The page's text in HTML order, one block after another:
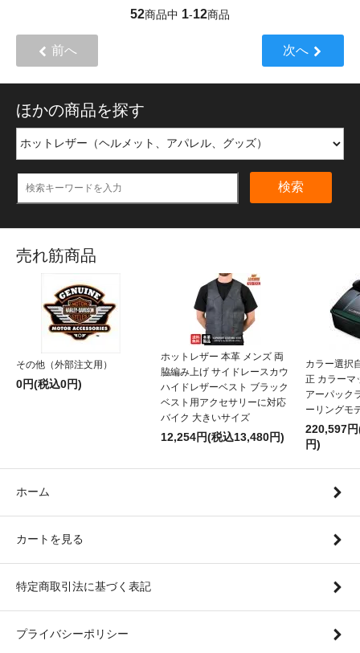
52商品中 1-12商品
前へ 次へ
ほかの商品を探す
検索
売れ筋商品
その他（外部注文用）
0円(税込0円)
ホットレザー 本革 メンズ 両
脇編み上げ サイドレースカウ
ハイドレザーベスト ブラック
ベスト用アクセサリーに対応
バイク 大きいサイズ
12,254円(税込13,480円)
カラー選択
正 カラーマ
アーパック
ーリングモ
220,597
円)
ホーム
カートを見る
特定商取引法に基づく表記
プライバシーポリシー